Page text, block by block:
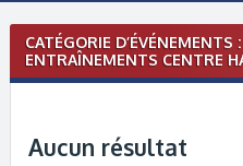
CATÉGORIE D’ÉVÉNEMENTS :
ENTRAÎNEMENTS CENTRE
Aucun résultat